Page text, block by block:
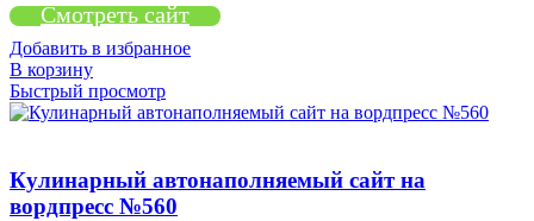
Смотреть сайт
Добавить в избранное
В корзину
Быстрый просмотр
Кулинарный автонаполняемый сайт на
вордпресс №560